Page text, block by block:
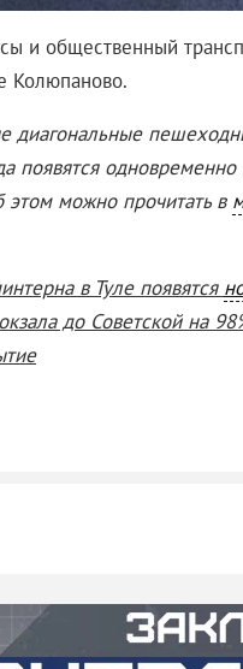
и общественный
Колюпаново.
диагональные
появятся
этом можно прочитать в
в Туле появятся
до Советской на